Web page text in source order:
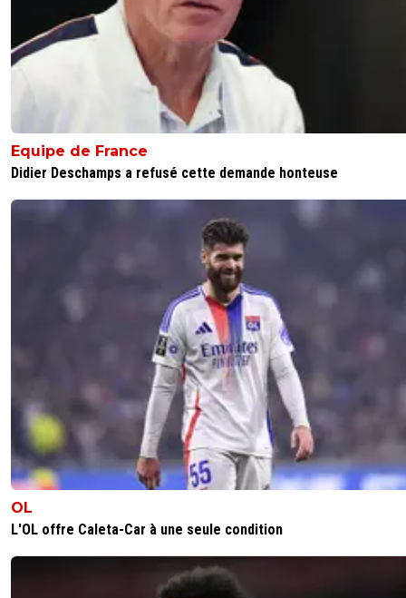
Equipe de France
Didier Deschamps a refusé cette demande honteuse
OL
L'OL offre Caleta-Car à une seule condition